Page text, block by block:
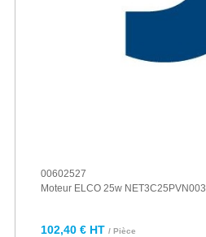
00602527
Moteur ELCO 25w NET3C25PVN003
102,40 € HT / Pièce